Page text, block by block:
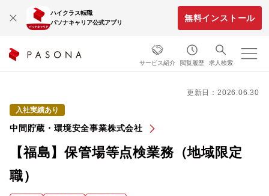
ハイクラス転職
パソナキャリア公式アプリ
無料インストール
サービス紹介 閲覧履歴 求人検索
更新日：2026.06.30
入社実績あり
中間貯蔵・環境安全事業株式会社
【福島】保管場等点検業務（地域限定
職）